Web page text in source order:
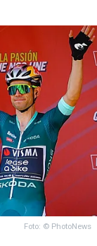
Foto: © PhotoNews